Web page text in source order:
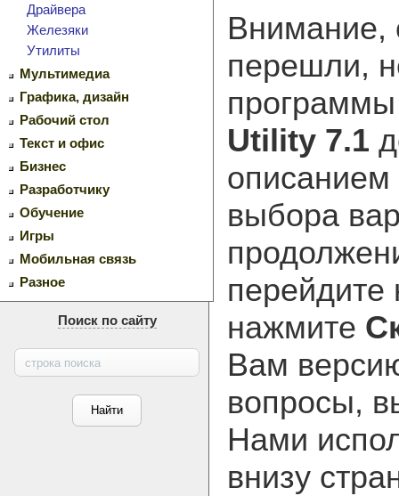
Драйвера
Железяки
Утилиты
Мультимедиа
Графика, дизайн
Рабочий стол
Текст и офис
Бизнес
Разработчику
Обучение
Игры
Мобильная связь
Разное
Поиск по сайту
Внимание,
перешли,
Utility 7.1
описанием
выбора
нажмите
Вам
вопросы,
Нами
внизу